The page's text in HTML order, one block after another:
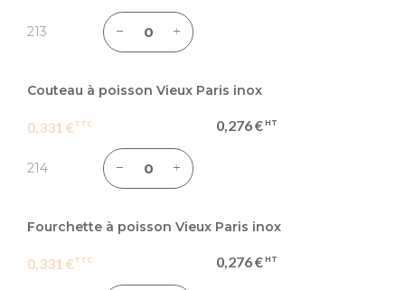
213
Couteau à poisson Vieux Paris inox
0,331 € 0,276 €
214
Fourchette à poisson Vieux Paris inox
0,331 € 0,276 €